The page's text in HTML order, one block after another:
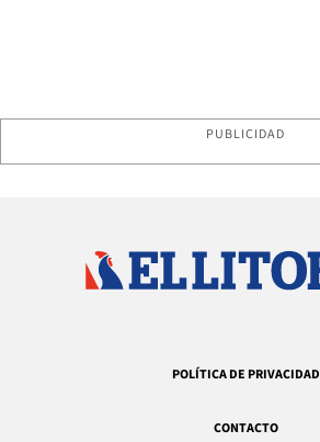
PUBLICIDAD
POLÍTICA DE PRIVACIDAD
CONTACTO